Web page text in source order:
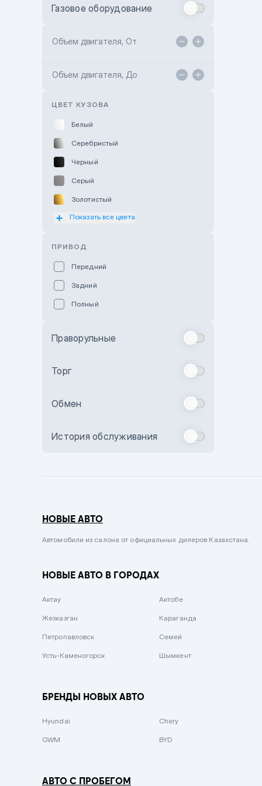
Toyota Kokshetau
Hyundai ShymCity
Газовое оборудование
Объем двигателя, От
Объем двигателя, До
ЦВЕТ КУЗОВА
Белый
Серебристый
Черный
Серый
Золотистый
Оранжевый
Бежевый
Комбинированный
Сиреневый металлик
Вишневый
Зеленый металлик
Показать все цвета
ПРИВОД
Передний
Задний
Полный
Праворульные
Торг
Обмен
История обслуживания
НОВЫЕ АВТО
Автомобили из салона от официальных дилеров Казахстана.
НОВЫЕ АВТО В ГОРОДАХ
Актау Актобе
Жезказган Караганда
Петропавловск Семей
Усть-Каменогорск Шымкент
БРЕНДЫ НОВЫХ АВТО
Hyundai Chery
GWM BYD
АВТО С ПРОБЕГОМ